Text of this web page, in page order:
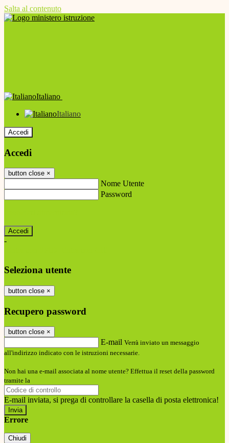
Salta al contenuto
Italiano
Italiano
Accedi
Accedi
button close ×
Nome Utente
Password
-
Seleziona utente
button close ×
Recupero password
button close ×
E-mail Verrà inviato un messaggio
all'indirizzo indicato con le istruzioni necessarie.
Non hai una e-mail associata al nome utente? Effettua il reset della password
tramite la
E-mail inviata, si prega di controllare la casella di posta elettronica!
Errore
Chiudi